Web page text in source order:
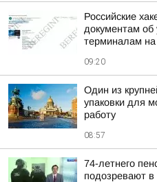
Российские
документам
терминалам
09:20
Один из
упаковки для
работу
08:57
74-летнего
подозревают